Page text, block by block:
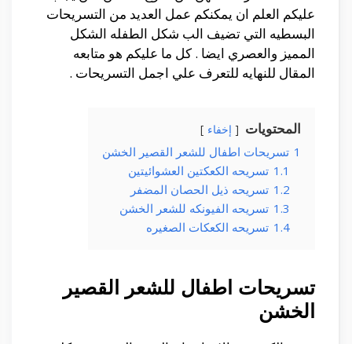
عليكم العلم ان يمكنكم عمل العديد من التسريحات
البسطيه التي تضيف الب شكل الطفله الشكل
المميز والعصري ايضا . كل ما عليكم هو متابعه
المقال للنهايه للتعرف علي اجمل التسريحات .
المحتويات إخفاء
1 تسريحات اطفال للشعر القصير الخشن
1.1 تسريحه الكعكتين العشوائيتين
1.2 تسريحه ذيل الحصان المضفر
1.3 تسريحه الفيونكه للشعر الخشن
1.4 تسريحه الكعكات الصغيره
تسريحات اطفال للشعر القصير
الخشن